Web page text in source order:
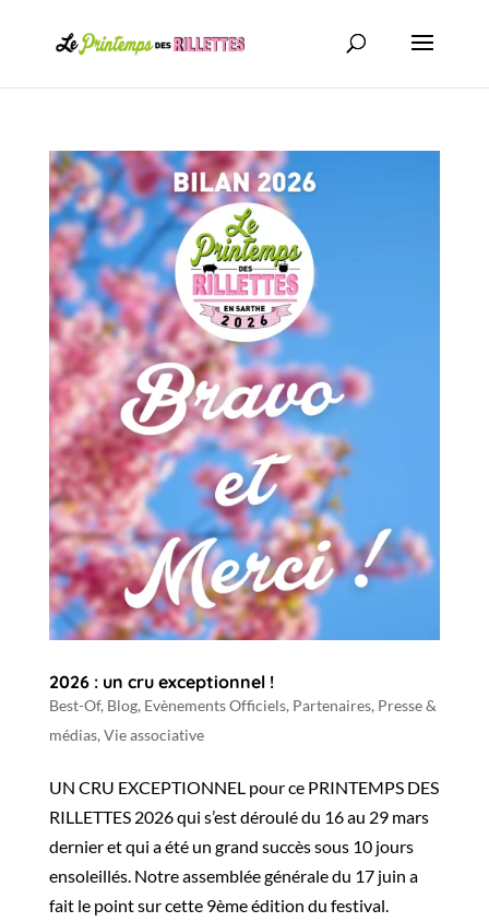
2026 : un cru exceptionnel !
Best-Of, Blog, Evènements Officiels, Partenaires, Presse &
médias, Vie associative
UN CRU EXCEPTIONNEL pour ce PRINTEMPS DES
RILLETTES 2026 qui s’est déroulé du 16 au 29 mars
dernier et qui a été un grand succès sous 10 jours
ensoleillés. Notre assemblée générale du 17 juin a
fait le point sur cette 9ème édition du festival.